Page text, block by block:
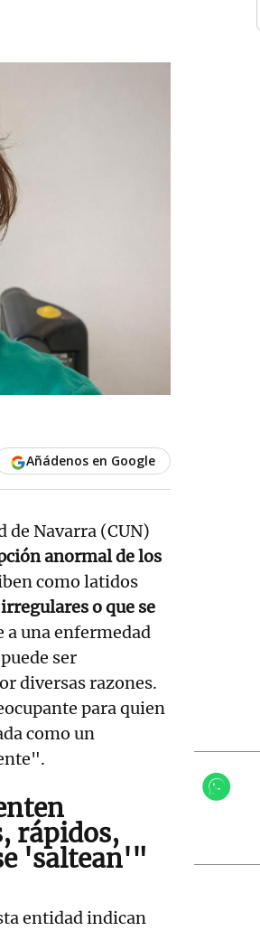
Añádenos en Google
de Navarra (CUN)
anormal de los
como latidos
o que se
a una enfermedad
ser
diversas razones.
para quien
como un
rápidos,
'saltean'"
entidad indican